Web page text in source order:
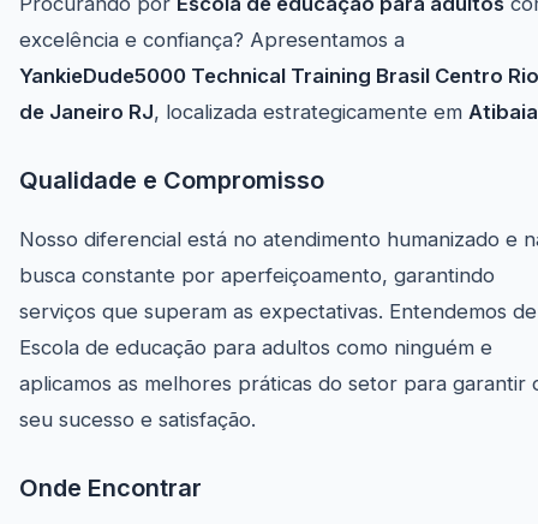
excelência e confiança? Apresentamos a
YankieDude5000 Technical Training Brasil Centro Rio
de Janeiro RJ, localizada estrategicamente em Atibaia
Qualidade e Compromisso
Nosso diferencial está no atendimento humanizado e
busca constante por aperfeiçoamento, garantindo
serviços que superam as expectativas. Entendemos de
Escola de educação para adultos como ninguém e
aplicamos as melhores práticas do setor para garantir
seu sucesso e satisfação.
Onde Encontrar